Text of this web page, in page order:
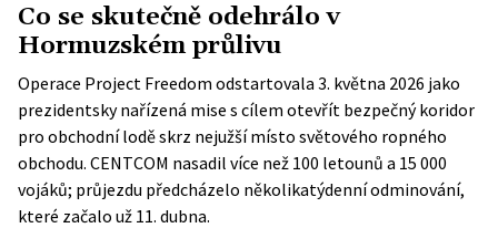
Co se skutečně odehrálo v
Hormuzském průlivu
Operace Project Freedom odstartovala 3. května 2026 jako
prezidentsky nařízená mise s cílem otevřít bezpečný koridor
pro obchodní lodě skrz nejužší místo světového ropného
obchodu. CENTCOM nasadil více než 100 letounů a 15 000
vojáků; průjezdu předcházelo několikatýdenní odminování,
které začalo už 11. dubna.